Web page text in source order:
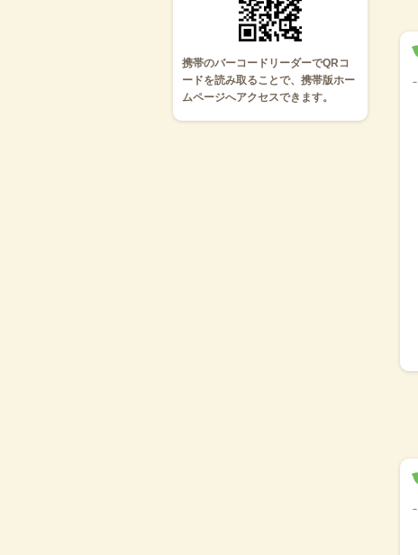
携帯のバーコードリーダーでQRコ
ードを読み取ることで、携帯版ホー
ムページへアクセスできます。